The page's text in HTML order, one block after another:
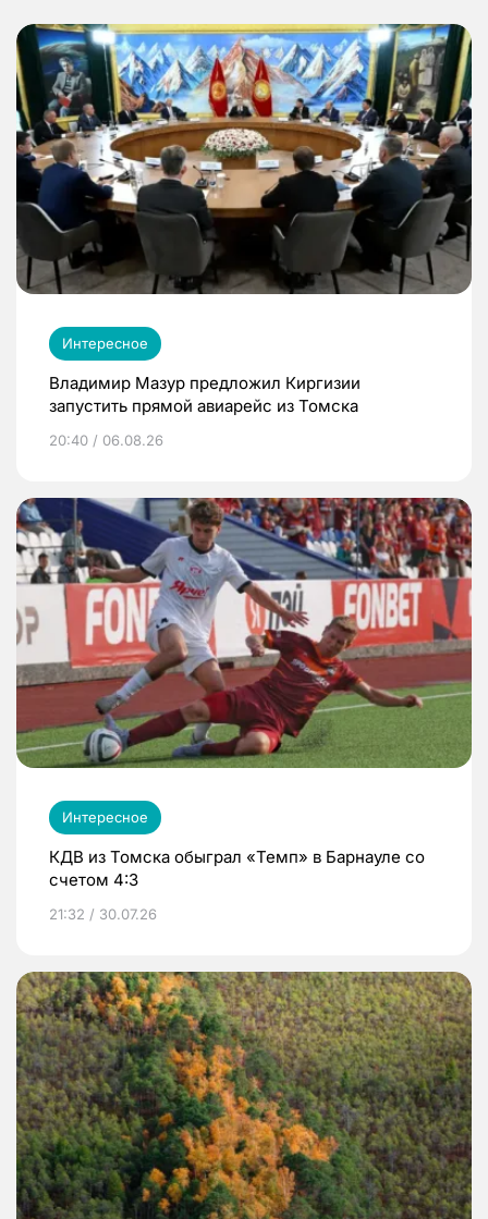
Интересное
Владимир Мазур предложил Киргизии
запустить прямой авиарейс из Томска
20:40 / 06.08.26
Интересное
КДВ из Томска обыграл «Темп» в Барнауле со
счетом 4:3
21:32 / 30.07.26